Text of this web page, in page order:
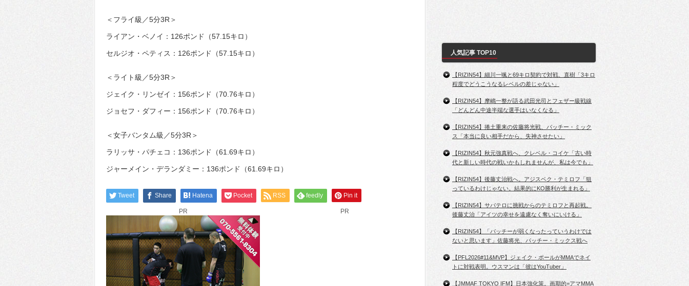
＜フライ級／5分3R＞
ライアン・ベノイ：126ポンド（57.15キロ）
セルジオ・ペティス：126ポンド（57.15キロ）
＜ライト級／5分3R＞
ジェイク・リンゼイ：156ポンド（70.76キロ）
ジョセフ・ダフィー：156ポンド（70.76キロ）
＜女子バンタム級／5分3R＞
ラリッサ・パチェコ：136ポンド（61.69キロ）
ジャーメイン・デランダミー：136ポンド（61.69キロ）
Tweet Share Hatena Pocket RSS feedly Pin it
PR PR
人気記事 TOP10
【RIZIN54】細川一颯と69キロ契約で対戦、直樹「3キロ
程度でどうこうなるレベルの差じゃない」
【RIZIN54】摩嶋一整が語る武田光司とフェザー級戦線
「どんどん中途半端な選手はいなくなる」
【RIZIN54】捲土重来の佐藤将光戦、パッチー・ミック
ス「本当に良い相手だから、失神させたい」
【RIZIN54】秋元強真戦へ、クレベル・コイケ「古い時
代と新しい時代の戦いかもしれませんが、私は今でも」
【RIZIN54】後藤丈治戦へ。アジスベク・テミロフ「狙
っているわけじゃない。結果的にKO勝利が生まれる」
【RIZIN54】サバテロに挑戦からのテミロフと再起戦。
後藤丈治「アイツの幸せを遠慮なく奪いにいける」
【RIZIN54】「パッチーが弱くなったっていうわけでは
ないと思います」佐藤将光、パッチー・ミックス戦へ
【PFL2026#11&MVP】ジェイク・ポールがMMAでネイ
トに対戦表明。ウスマンは「彼はYouTuber」
【JMMAF TOKYO IFM】日本強化策。画期的=アマMMA